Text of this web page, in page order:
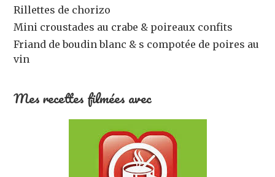
Rillettes de chorizo
Mini croustades au crabe & poireaux confits
Friand de boudin blanc & s compotée de poires au
vin
Mes recettes filmées avec